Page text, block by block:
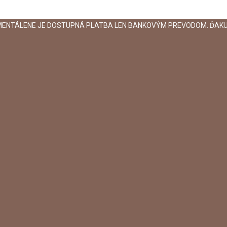
JE DOSTUPNÁ PLATBA LEN BANKOVÝM PREVODOM.